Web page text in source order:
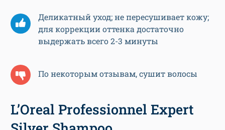
Деликатный уход; не пересушивает кожу;
для коррекции оттенка достаточно
выдержать всего 2-3 минуты
По некоторым отзывам, сушит волосы
L’Oreal Professionnel Expert